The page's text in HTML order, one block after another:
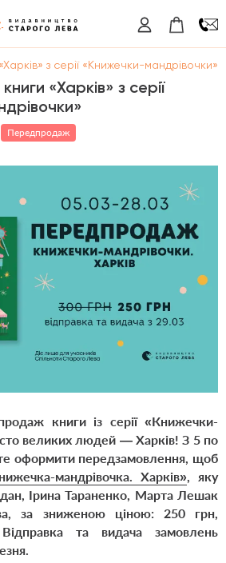
з серії «Книжечки-мандрівочки»
«Харків» з серії
Передпродаж
книги із серії «Книжечки-
великих людей — Харків! З 5 по
оформити передзамовлення, щоб
мандрівочка. Харків», яку
Ірина Тараненко, Марта Лешак
за зниженою ціною: 250 грн,
та видача замовлень